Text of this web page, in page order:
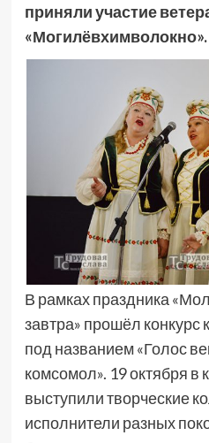
приняли участие
«Могилёвхимволокно».
В рамках праздника
завтра» прошёл конкурс
под названием «Голос
комсомол». 19 октября в
выступили творческие
исполнители разных